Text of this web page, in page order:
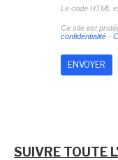
Le code HTML
Ce site est
confidentialité-
SUIVRE TOUTE